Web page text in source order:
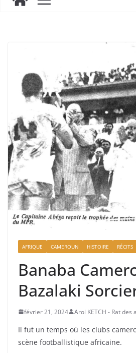
AFRIQUE CAMEROUN HISTOIRE RÉCITS
Banaba
Bazalaki
février 21, 2024 Arol KETCH - Rat des
Il fut un temps où les clubs
scène footballistique africaine.